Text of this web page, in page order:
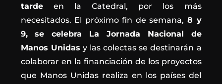
tardeen la Catedral, por los más
necesitados. El próximo fin de semana, 8 y
9, se celebra La Jornada Nacional de
Manos Unidas y las colectas se destinarán a
colaborar en la financiación de los proyectos
que Manos Unidas realiza en los países del